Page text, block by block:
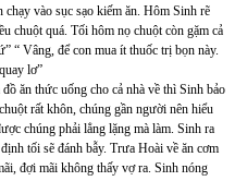
vào sục sạo kiếm ăn. Hôm Sinh rẽ
chuột quá. Tối hôm nọ chuột còn gặm cả
“ Vâng, để con mua ít thuốc trị bọn này.
lơ”
ăn thức uống cho cả nhà về thì Sinh bảo
rất khôn, chúng gần người nên hiểu
chúng phải lẳng lặng mà làm. Sinh ra
tối sẽ đánh bẫy. Trưa Hoài về ăn cơm
đợi mãi không thấy vợ ra. Sinh nóng